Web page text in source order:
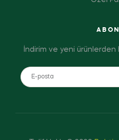
İndirim ve yeni ürünlerden